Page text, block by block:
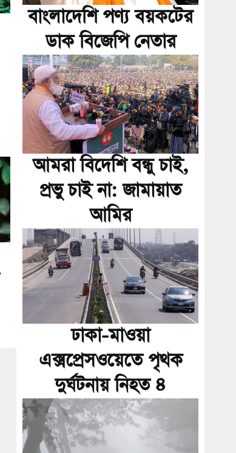
বাংলাদেশি পণ্য বয়কটের
ডাক বিজেপি নেতার
আমরা বিদেশি বন্ধু চাই,
প্রভু চাই না: জামায়াত
আমির
ঢাকা-মাওয়া
এক্সপ্রেসওয়েতে পৃথক
দুর্ঘটনায় নিহত ৪